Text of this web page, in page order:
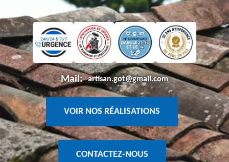
Mail: artisan.got@gmail.com
VOIR NOS RÉALISATIONS
CONTACTEZ-NOUS